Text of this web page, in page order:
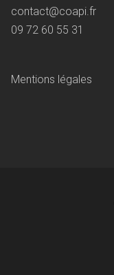
contact@coapi.fr
09 72 60 55 31
Mentions légales